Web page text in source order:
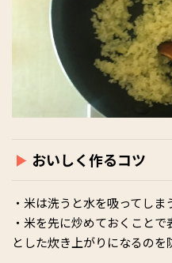
おいしく作るコツ
・米は洗うと水を吸ってしま
・米を先に炒めておくこと
とした炊き上がりになるのを